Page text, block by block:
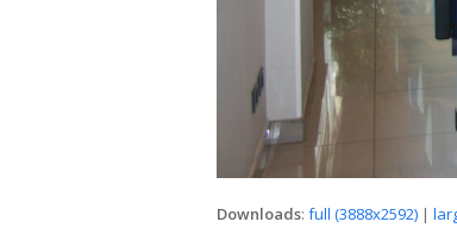
Downloads: full (3888x2592) |